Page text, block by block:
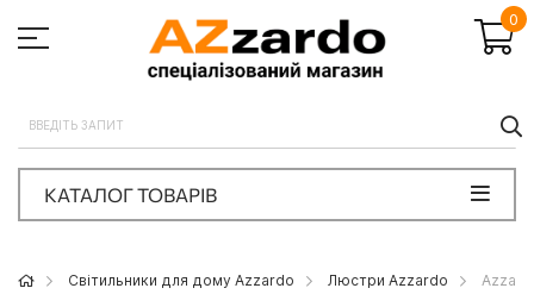
0
КАТАЛОГ ТОВАРІВ
Світильники для дому Azzardo Люстри Azzardo